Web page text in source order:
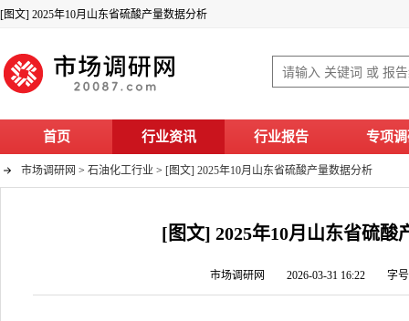
[图文] 2025年10月山东省硫酸产量数据分析
首页 行业资讯 行业报告 专项
市场调研网 > 石油化工行业 > [图文] 2025年10月山东省硫酸产量数据分析
[图文] 2025年10月山东省硫酸
市场调研网 2026-03-31 16:22 字